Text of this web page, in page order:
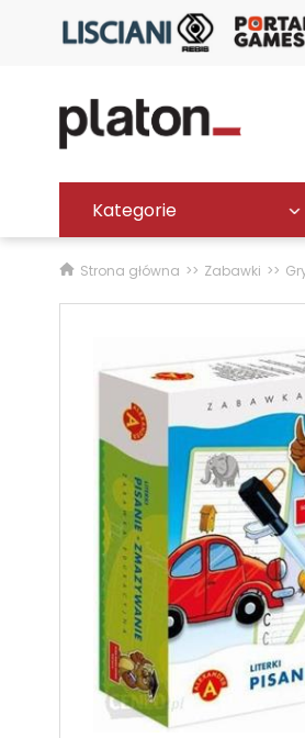
Kategorie
Strona główna Zabawki